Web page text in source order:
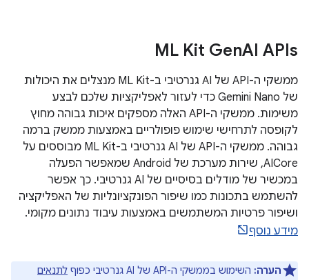
‫ML Kit GenAI APIs
ממשקי ה-API של AI גנרטיבי ב-ML Kit מנצלים את היכולות
של Gemini Nano כדי לעזור לאפליקציות שלכם לבצע
משימות. ממשקי ה-API האלה מספקים איכות גבוהה מחוץ
לקופסה לתרחישי שימוש פופולריים באמצעות ממשק ברמה
גבוהה. ממשקי ה-API של AI גנרטיבי ב-ML Kit מבוססים על
AICore, שירות מערכת של Android שמאפשר הפעלה
במכשיר של מודלים בסיסיים של AI גנרטיבי. כך אפשר
להשתמש בתכונות כמו שיפור הפונקציונליות של האפליקציה
ושיפור פרטיות המשתמשים באמצעות עיבוד נתונים מקומי.
מידע נוסף
הערה: השימוש בממשקי ה-API של AI גנרטיבי כפוף
לתנאים